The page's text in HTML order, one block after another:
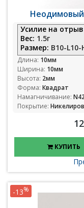
Неодимовый
Усилие на отрыв
Вес: 1.5г
Размер: B10-
Длина: 10мм
Ширина: 10мм
Высота: 2мм
Форма: Квадрат
Намагничивание:
Покрытие:
КУПИТЬ
-13%